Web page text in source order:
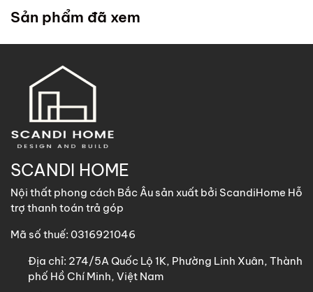
trong chính sách
nhà quý khách để hỗ trợ lắp đặt.
ScandiHomehỗ trợ vận chuyển
thước dưới 1m8 với chi phí vận chuyển khách hàng chịu
trách nhiệm toàn bộ qua các phương thức: Gửi nhà xe,
GHN, Viettel Post, Nhất Tín,…
khách hàng vui lòng nhắn tin cho ScandiHome để được hỗ
trợ nếu cần thiết.
Sản phẩm đã xem
SCANDI HOME
Nội thất phong cách Bắc Âu sản xuất bởi ScandiHome Hỗ
trợ thanh toán trả góp
Mã số thuế: 0316921046
Địa chỉ: 274/5A Quốc Lộ 1K, Phường Linh Xuân, Thành
phố Hồ Chí Minh, Việt Nam